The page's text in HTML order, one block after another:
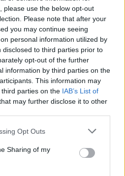
please use the below opt-out
Please note that after your
you may continue seeing
personal information utilized by
to third parties prior to
opt-out of the further
information by third parties on the
This information may
parties on the IAB’s List of
may further disclose it to other
Opt Outs
Sharing of my
HODNOTENIE
PRODUKTU
majú široké uplatnenie vo
ich profi aj hobby remeselníci.
z vysoko pevných a odolných
so žltým alebo bielym
pozidrive a torx. Jednotkova